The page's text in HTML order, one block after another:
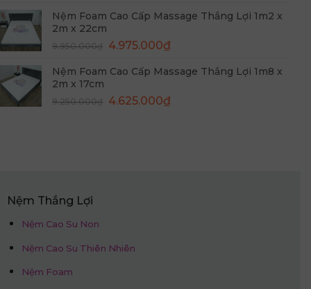
là:
tại
5.175.000₫.
Nệm Foam Cao Cấp Massage Thắng Lợi 1m2 x
2m x 22cm
9.950.000₫ Giá
là:
4.975.000₫Giá
tại
4.975.000₫.
Nệm Foam Cao Cấp Massage Thắng Lợi 1m8 x
2m x 17cm
9.250.000₫ Giá
4.625.000₫Giá
Nệm Thắng Lợi
Nệm Cao Su Non
Nệm Cao Su Thiên Nhiên
Nệm Foam